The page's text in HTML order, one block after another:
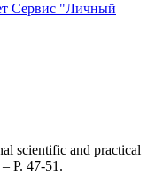
Сервис "Личный
scientific and practical
P. 47-51.